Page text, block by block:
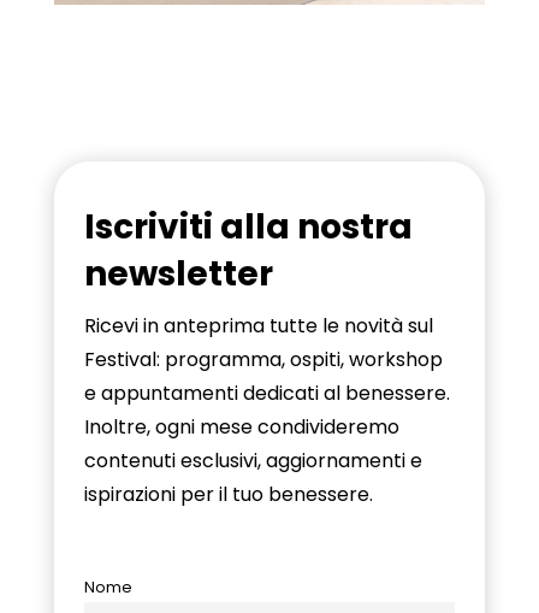
Iscriviti alla nostra
newsletter
Ricevi in anteprima tutte le novità sul
Festival: programma, ospiti, workshop
e appuntamenti dedicati al benessere.
Inoltre, ogni mese condivideremo
contenuti esclusivi, aggiornamenti e
ispirazioni per il tuo benessere.
Nome